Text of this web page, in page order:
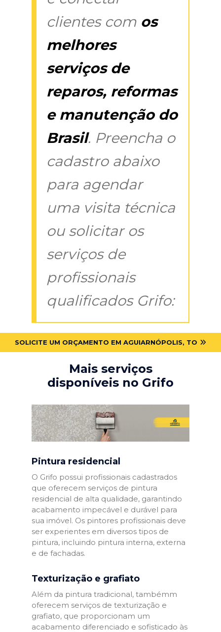
clientes com os
melhores
serviços de
reparos, reformas
e manutenção do
Brasil. Preencha o
cadastro abaixo
para agendar
uma visita técnica
ou solicitar os
serviços de
profissionais
qualificados Grifo:
SOLICITE UM ORÇAMENTO EM AGUIARNÓPOLIS, TO
Mais serviços
disponíveis no Grifo
Pintura residencial
O Grifo possui profissionais cadastrados
que oferecem serviços de pintura
residencial de alta qualidade, garantindo
acabamento impecável e durável para
sua imóvel. Os pintores profissionais deve
ser experientes em diversos tipos de
pintura, incluindo pintura interna, externa
e de fachadas.
Texturização e grafiato
Além da pintura tradicional, tambémm
oferecem serviços de texturização e
grafiato, que proporcionam um
acabamento diferenciado e sofisticado às